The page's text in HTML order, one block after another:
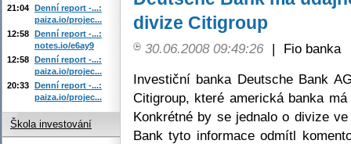
divize Citigroup
30.06.2008 09:49:26 |
Fio banka
Investiční banka Deutsche Bank
Citigroup, které americká banka
Konkrétné by se jednalo o divize
Bank tyto informace odmítl
21:04 Denní report -...:
paiza.io/projec...
12:58 Denní report -...:
notes.io/e6ay9
12:58 Denní report -...:
paiza.io/projec...
20:33 Denní report -...:
paiza.io/projec...
Škola investování